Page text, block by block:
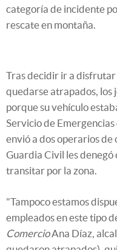
categoría de incidente
rescate en montaña.
Tras decidir ir a disfrutar
quedarse atrapados, los
porque su vehículo
Servicio de
envió a dos operarios de
Guardia Civil les denegó
transitar por la zona.
"Tampoco estamos
empleados en este tipo
ComercioAna Díaz,